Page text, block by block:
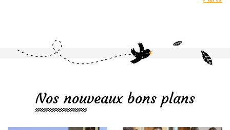
Nos nouveaux bons plans